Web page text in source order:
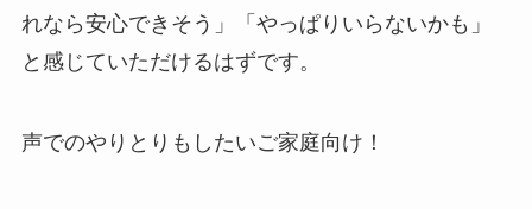
れなら安心できそう」「やっぱりいらないかも」
と感じていただけるはずです。
声でのやりとりもしたいご家庭向け！